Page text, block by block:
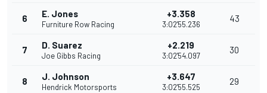
6 E. Jones
Furniture Row Racing
+3.358
3:02'55.236
43
7 D. Suarez
Joe Gibbs Racing
+2.219
3:02'54.097
30
8 J. Johnson
Hendrick Motorsports
+3.647
3:02'55.525
29